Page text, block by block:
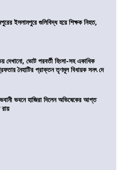
ইসলামপুরে গুলিবিদ্ধ হয়ে শিক্ষক নিহত,
দেখানো, ভোট পরবর্তী হিংসা-সহ একাধিক
নৈহাটির প্রাক্তন তৃণমূল বিধায়ক সনৎ দে
ভবনে হাজিরা দিলেন অভিষেকের আপ্ত